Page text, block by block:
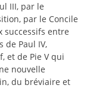
III, par le
par le Concile
successifs entre
de Paul IV,
et de Pie V qui
nouvelle
du bréviaire et